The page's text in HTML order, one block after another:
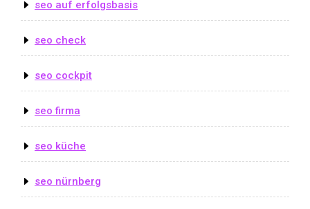
seo auf erfolgsbasis
seo check
seo cockpit
seo firma
seo küche
seo nürnberg